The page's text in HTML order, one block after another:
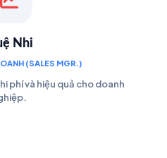
Nhi
(SALES MGR.)
phí và hiệu quả cho doanh